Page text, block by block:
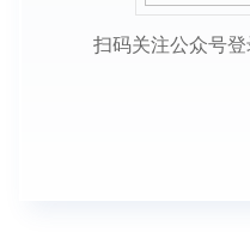
扫码关注公众号